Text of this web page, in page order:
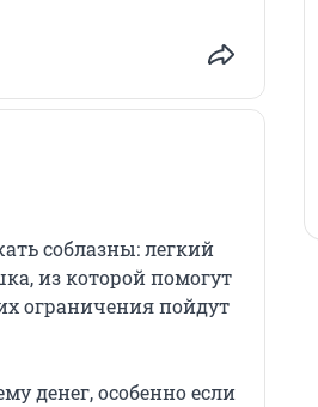
соблазны: легкий
из которой помогут
ограничения пойдут
денег, особенно если